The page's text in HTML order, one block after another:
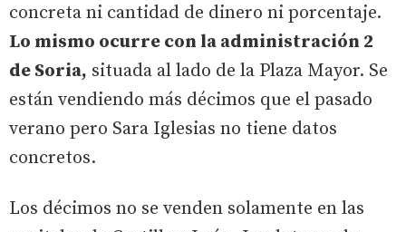
concreta ni cantidad de dinero ni porcentaje.
Lo mismo ocurre con la administración 2
de Soria, situada al lado de la Plaza Mayor. Se
están vendiendo más décimos que el pasado
verano pero Sara Iglesias no tiene datos
concretos.
Los décimos no se venden solamente en las